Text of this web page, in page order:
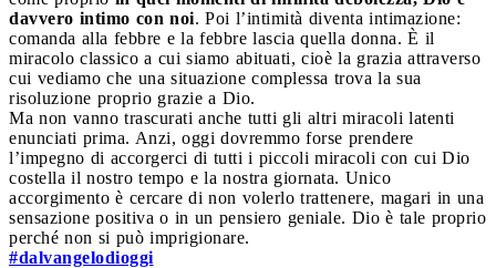
davvero intimo con noi. Poi l’intimità diventa intimazione:
comanda alla febbre e la febbre lascia quella donna. È il
miracolo classico a cui siamo abituati, cioè la grazia attraverso
cui vediamo che una situazione complessa trova la sua
risoluzione proprio grazie a Dio.
Ma non vanno trascurati anche tutti gli altri miracoli latenti
enunciati prima. Anzi, oggi dovremmo forse prendere
l’impegno di accorgerci di tutti i piccoli miracoli con cui Dio
costella il nostro tempo e la nostra giornata. Unico
accorgimento è cercare di non volerlo trattenere, magari in una
sensazione positiva o in un pensiero geniale. Dio è tale proprio
perché non si può imprigionare.
#dalvangelodioggi